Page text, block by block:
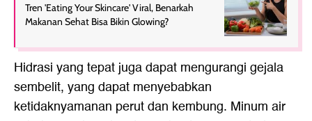
Tren 'Eating Your Skincare' Viral, Benarkah
Makanan Sehat Bisa Bikin Glowing?
Hidrasi yang tepat juga dapat mengurangi gejala
sembelit, yang dapat menyebabkan
ketidaknyamanan perut dan kembung. Minum air